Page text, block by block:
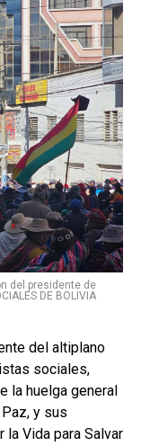
del presidente de
DE BOLIVIA
del altiplano
sociales,
la huelga general
y sus
la Vida para Salvar